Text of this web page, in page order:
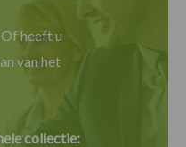
heeft u
van het
collectie: